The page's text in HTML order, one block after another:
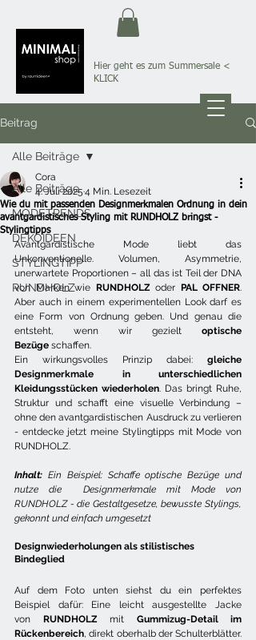
Hier geht es zum Summersale <
KLICK
Beitrag
Alle Beiträge
MODETRENDS
DEKOIDEEN
STYLINGTIPP
RUNDHOLZ
Alle Beiträge
Wie du mit passenden Designmerkmalen Ordnung in dein
avantgardistisches Styling mit RUNDHOLZ bringst -
Stylingtipps
Cora
4. Juli 2025 4 Min. Lesezeit
Avantgardistische Mode liebt das
Unkonventionelle. Volumen, Asymmetrie,
unerwartete Proportionen – all das ist Teil der DNA
von Marken wie RUNDHOLZ oder PAL OFFNER.
Aber auch in einem experimentellen Look darf es
eine Form von Ordnung geben. Und genau die
entsteht, wenn wir gezielt optische
Bezüge schaffen.
Ein wirkungsvolles Prinzip dabei: gleiche
Designmerkmale in unterschiedlichen
Kleidungsstücken wiederholen. Das bringt Ruhe,
Struktur und schafft eine visuelle Verbindung –
ohne den avantgardistischen Ausdruck zu verlieren
- entdecke jetzt meine Stylingtipps mit Mode von
RUNDHOLZ.
Inhalt: Ein Beispiel: Schaffe optische Bezüge und
nutze die  Designmerkmale mit Mode von
RUNDHOLZ - die Gestaltgesetze, bewusste Stylings,
gekonnt und einfach umgesetzt
Designwiederholungen als stilistisches
Bindeglied
Auf dem Foto unten siehst du ein perfektes
Beispiel dafür: Eine leicht ausgestellte Jacke
von RUNDHOLZ mit Gummizug-Detail im
Rückenbereich, direkt oberhalb der Schulterblätter.